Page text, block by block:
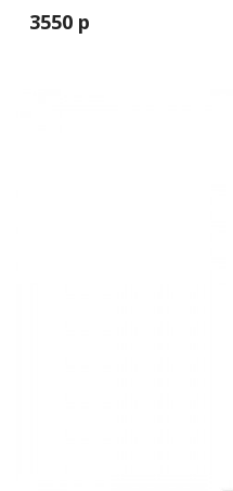
3550 р